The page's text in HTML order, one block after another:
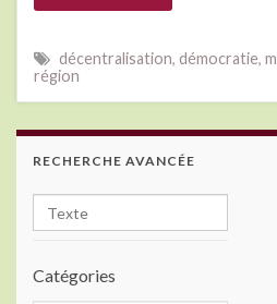
décentralisation, démocratie,
région
RECHERCHE AVANCÉE
Catégories